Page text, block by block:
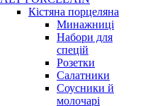
Кістяна порцеляна
Минажниці
Набори для
спецій
Розетки
Салатники
Соусники й
молочарі